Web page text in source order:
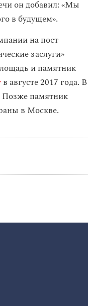
он добавил: «Мы
в будущем».
на пост
заслуги»
и памятник
в августе 2017 года. В
Позже памятник
в Москве.